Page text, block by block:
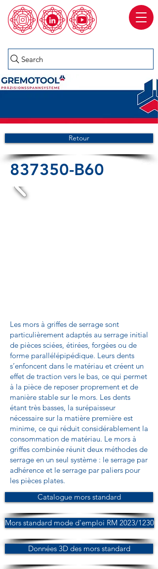
Search
Retour
837350-B60
Les mors à griffes de serrage sont
particulièrement adaptés au serrage initial
de pièces sciées, étirées, forgées ou de
forme parallélépipédique. Leurs dents
s’enfoncent dans le matériau et créent un
effet de traction vers le bas, ce qui permet
à la pièce de reposer proprement et de
manière stable sur le mors. Les dents
étant très basses, la surépaisseur
nécessaire sur la matière première est
minime, ce qui réduit considérablement la
consommation de matériau. Le mors à
griffes combinée réunit deux méthodes de
serrage en un seul système : le serrage par
adhérence et le serrage par paliers pour
les pièces plates.
Catalogue mors standard
Mors standard mode d'emploi RM 2023/1230
Données 3D des mors standard